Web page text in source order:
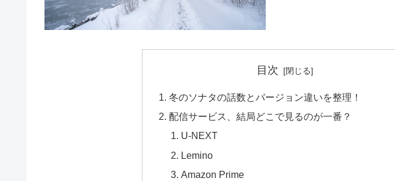
目次
冬のソナタの話数とバージョン違いを整理！
配信サービス、結局どこで見るのが一番？
U-NEXT
Lemino
Amazon Prime